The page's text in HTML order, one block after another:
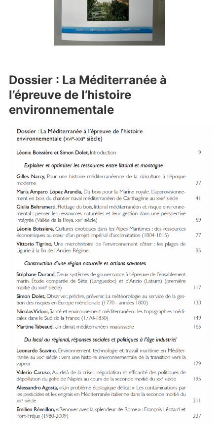
Dossier : La Méditerranée à
l’épreuve de l’histoire
environnementale